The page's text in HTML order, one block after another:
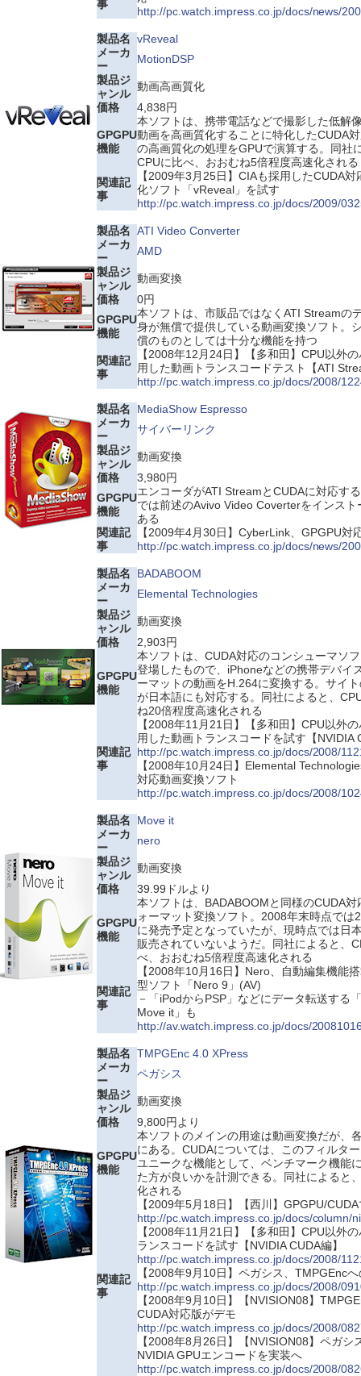
事
http://pc.watch.impress.co.jp/docs/news/
製品名 vReveal
メーカ
ー
MotionDSP
製品ジ
ャンル
動画高画質化
価格
4,838円
GPGPU
機能
本ソフトは、携帯電話などで撮影した低解
動画を高画質化することに特化したCUDA
の高画質化の処理をGPUで演算する。同社
CPUに比べ、おおむね5倍程度高速化される
関連記
事
【2009年3月25日】CIAも採用したCUDA対
化ソフト「vReveal」を試す
http://pc.watch.impress.co.jp/docs/2009/
製品名 ATI Video Converter
メーカ
ー
AMD
製品ジ
ャンル
動画変換
価格
0円
GPGPU
機能
本ソフトは、市販品ではなくATI Streamの
身が無償で提供している動画変換ソフト。
償のものとしては十分な機能を持つ
関連記
事
【2008年12月24日】【多和田】CPU以外
用した動画トランスコードテスト【ATI
http://pc.watch.impress.co.jp/docs/2008/
製品名
MediaShow Espresso
メーカ
ー
サイバーリンク
製品ジ
ャンル
動画変換
価格
3,980円
GPGPU
機能
エンコーダがATI StreamとCUDAに対応す
では前述のAvivo Video Coverterをインスト
ある
関連記
事
【2009年4月30日】CyberLink、GPGPU対
http://pc.watch.impress.co.jp/docs/news/
製品名
BADABOOM
メーカ
ー
Elemental Technologies
製品ジ
ャンル
動画変換
価格
2,903円
GPGPU
機能
本ソフトは、CUDA対応のコンシューマソ
登場したもので、iPhoneなどの携帯デバイ
ーマットの動画をH.264に変換する。サイ
が日本語にも対応する。同社によると、
ね20倍程度高速化される
関連記
事
【2008年11月21日】【多和田】CPU以外
用した動画トランスコードを試す【NVIDIA
http://pc.watch.impress.co.jp/docs/2008/
【2008年10月24日】Elemental
対応動画変換ソフト
http://pc.watch.impress.co.jp/docs/2008/
製品名
Move it
メーカ
ー
nero
製品ジ
ャンル
動画変換
価格
39.99ドルより
GPGPU
機能
本ソフトは、BADABOOMと同様のCUDA対
ォーマット変換ソフト。2008年末時点では
に発売予定となっていたが、現時点では日
販売されていないようだ。同社によると、
べ、おおむね5倍程度高速化される
関連記
事
【2008年10月16日】Nero、自動編集機能
型ソフト「Nero 9」(AV)
－「iPodからPSP」などにデータ転送する
Move it」も
http://av.watch.impress.co.jp/docs/
製品名 TMPGEnc 4.0 XPress
メーカ
ー
ペガシス
製品ジ
ャンル
動画変換
価格
9,800円より
GPGPU
機能
本ソフトのメインの用途は動画変換だが、
にある。CUDAについては、このフィルタ
ユニークな機能として、ベンチマーク機能
た方が良いかを計測できる。同社によると
化される
関連記
事
【2009年5月18日】【西川】GPGPU/
http://pc.watch.impress.co.jp/docs/column/
【2008年11月21日】【多和田】CPU以外
ランスコードを試す【NVIDIA CUDA編】
http://pc.watch.impress.co.jp/docs/2008/
【2008年9月10日】ペガシス、TMPGEnc
http://pc.watch.impress.co.jp/docs/2008/
【2008年9月10日】【NVISION08】
CUDA対応版がデモ
http://pc.watch.impress.co.jp/docs/2008/
【2008年8月26日】【NVISION08】ペガ
NVIDIA GPUエンコードを実装へ
http://pc.watch.impress.co.jp/docs/2008/